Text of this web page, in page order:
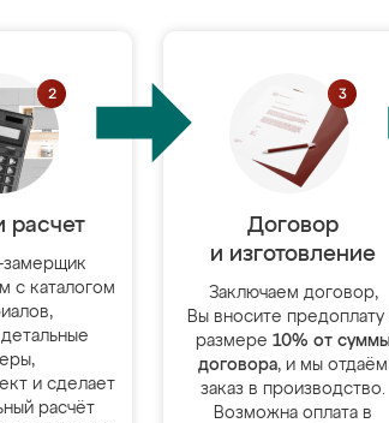
расчет
замерщик
с каталогом
и сделает
расчёт
Договор
и изготовление
Заключаем договор,
Вы вносите предоплату
размере 10% от суммы
договора, и мы отдаём
заказ в производство.
Возможна оплата в